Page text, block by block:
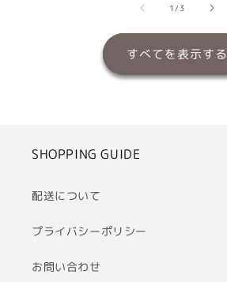
格
1/の
3
すべてを表示する
SHOPPING GUIDE
配送について
プライバシーポリシー
お問い合わせ